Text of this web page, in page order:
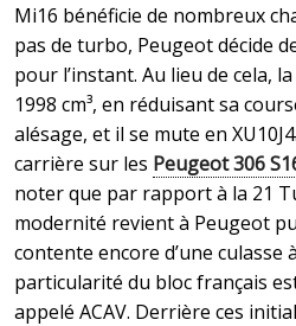
Mi16 bénéficie de nombreux
pas de turbo, Peugeot décide
pour l’instant. Au lieu de cela,
1998 cm³, en réduisant sa
alésage, et il se mute en
carrière sur les Peugeot 306
noter que par rapport à la 21
modernité revient à Peugeot
contente encore d’une culasse
particularité du bloc français
appelé ACAV. Derrière ces